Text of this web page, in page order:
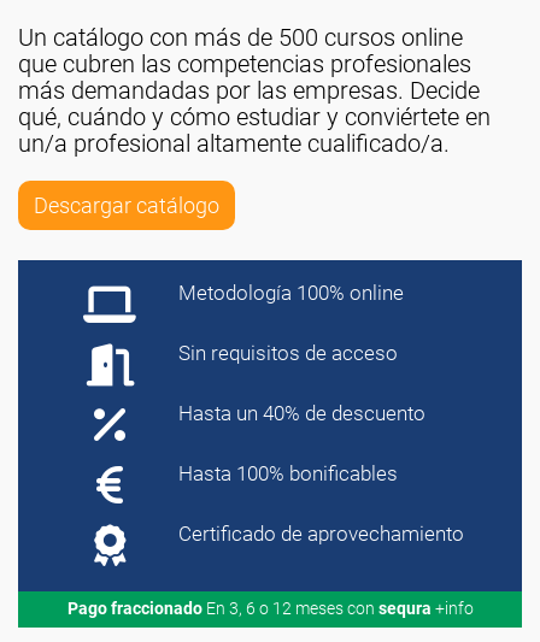
Un catálogo con más de 500 cursos online
que cubren las competencias profesionales
más demandadas por las empresas. Decide
qué, cuándo y cómo estudiar y conviértete en
un/a profesional altamente cualificado/a.
Descargar catálogo
Metodología 100% online
Sin requisitos de acceso
Hasta un 40% de descuento
Hasta 100% bonificables
Certificado de aprovechamiento
Pago fraccionadoEn 3, 6 o 12 meses con sequra +info